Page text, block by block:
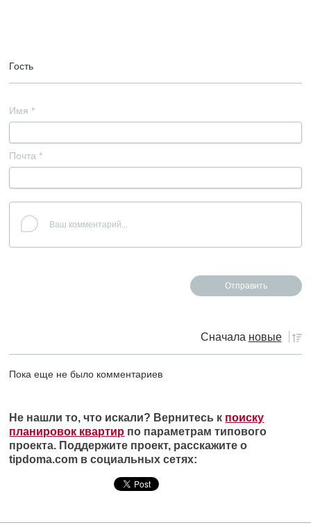
Гость
Имя *
Почта *
Сначала новые
Пока еще не было комментариев
Не нашли то, что искали? Вернитесь к поиску
планировок квартир по параметрам типового
проекта. Поддержите проект, расскажите о
tipdoma.com в социальных сетях: